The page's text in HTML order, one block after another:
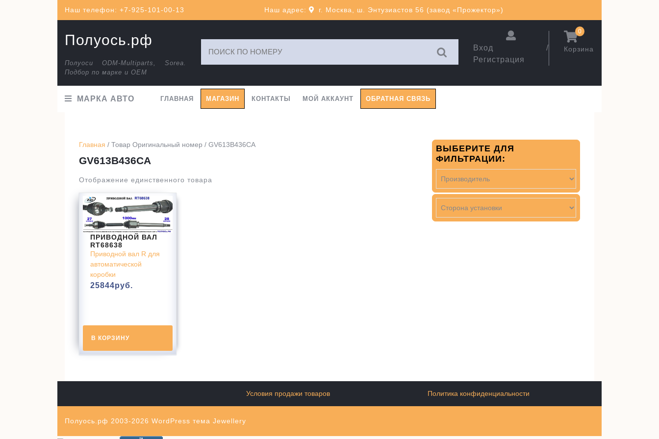
Наш телефон: +7-925-101-00-13 Наш адрес: г. Москва, ш. Энтузиастов 56 (завод «Прожектор»)
Полуось.рф
Полуоси ODM-Multiparts, Sorea.
Подбор по марке и ОЕМ
Вход /
Регистрация
Корзина
0
МАРКА АВТО ГЛАВНАЯ МАГАЗИН КОНТАКТЫ МОЙ АККАУНТ ОБРАТНАЯ СВЯЗЬ
Главная / Товар Оригинальный номер / GV613B436CA
GV613B436CA
Отображение единственного товара
ПРИВОДНОЙ ВАЛ
RT68638
Приводной вал R для
автоматической
коробки
25844руб.
В КОРЗИНУ
ВЫБЕРИТЕ ДЛЯ
ФИЛЬТРАЦИИ:
Условия продажи товаров Политика конфиденциальности
Полуось.рф 2003-2026 WordPress тема Jewellery